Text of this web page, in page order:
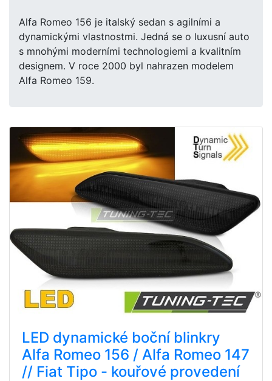
Alfa Romeo 156 je italský sedan s agilními a
dynamickými vlastnostmi. Jedná se o luxusní auto
s mnohými moderními technologiemi a kvalitním
designem. V roce 2000 byl nahrazen modelem
Alfa Romeo 159.
LED dynamické boční blinkry
Alfa Romeo 156 / Alfa Romeo 147
// Fiat Tipo - kouřové provedení